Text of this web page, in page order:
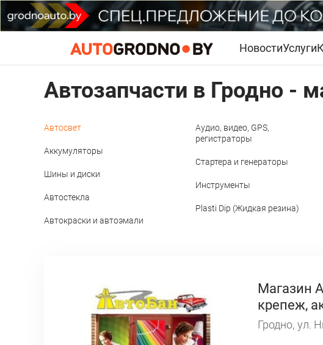
НовостиУслуги
Автозапчасти в Гродно -
Автосвет
Аккумуляторы
Шины и диски
Автостекла
Автокраски и автоэмали
Аудио, видео, GPS,
регистраторы
Стартера и генераторы
Инструменты
Plasti Dip (Жидкая резина)
Магазин
крепеж,
Гродно, ул.